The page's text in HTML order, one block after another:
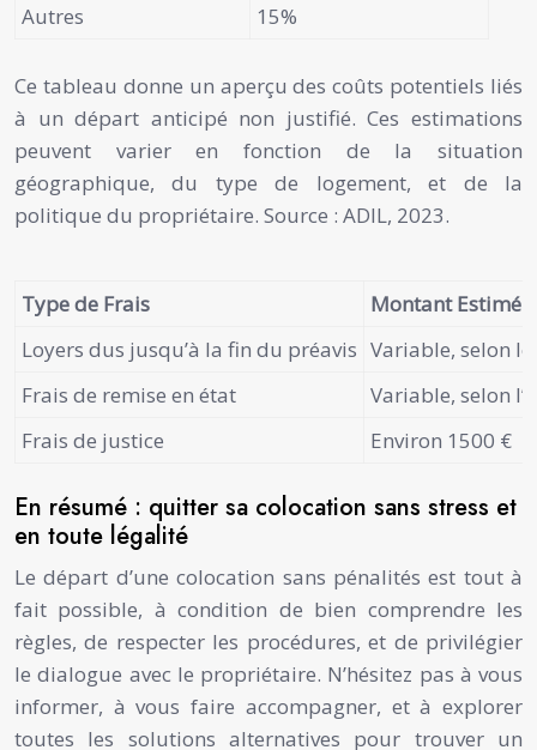
Autres
15%
Ce tableau donne un aperçu des coûts potentiels liés
à un départ anticipé non justifié. Ces estimations
peuvent varier en fonction de la situation
géographique, du type de logement, et de la
politique du propriétaire. Source : ADIL, 2023.
Type de Frais
Montant Estimé
Loyers dus jusqu’à la fin du préavis Variable, selon
Frais de remise en état
Variable, selon
Frais de justice
Environ 1500 €
En résumé : quitter sa colocation sans stress et
en toute légalité
Le départ d’une colocation sans pénalités est tout à
fait possible, à condition de bien comprendre les
règles, de respecter les procédures, et de privilégier
le dialogue avec le propriétaire. N’hésitez pas à vous
informer, à vous faire accompagner, et à explorer
toutes les solutions alternatives pour trouver un